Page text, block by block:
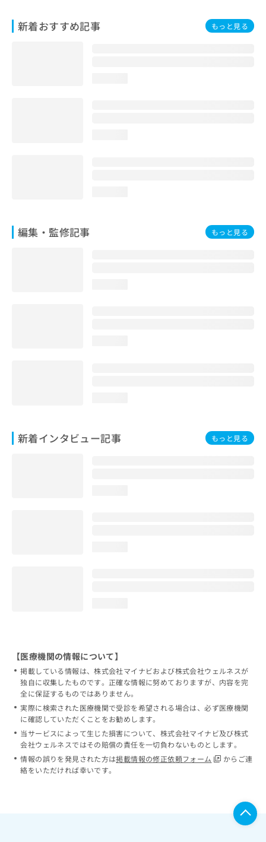
新着おすすめ記事 もっと見る
編集・監修記事 もっと見る
新着インタビュー記事 もっと見る
問
い
【医療機関の情報について】
掲載している情報は、株式会社マイナビおよび株式会社ウェルネスが
独自に収集したものです。正確な情報に努めておりますが、内容を完
全に保証するものではありません。
実際に検索された医療機関で受診を希望される場合は、必ず医療機関
に確認していただくことをお勧めします。
当サービスによって生じた損害について、株式会社マイナビ及び株式
会社ウェルネスではその賠償の責任を一切負わないものとします。
情報の誤りを発見された方は掲載情報の修正依頼フォーム
からご連
絡をいただければ幸いです。